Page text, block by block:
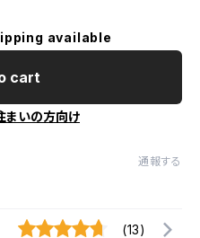
available
cart
まいの方向け
通報する
(13)